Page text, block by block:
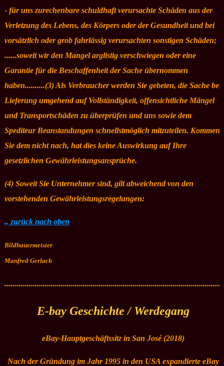
- für uns zurechenbare schuldhaft verursachte Schäden aus der
Verletzung des Lebens, des Körpers oder der Gesundheit und bei
vorsätzlich oder grob fahrlässig verursachten sonstigen Schäden;
......soweit wir den Mangel arglistig verschwiegen oder eine
Garantie für die Beschaffenheit der Sache übernommen
haben..........(3) Als Verbraucher werden Sie gebeten, die Sache bei
Lieferung umgehend auf Vollständigkeit, offensichtliche Mängel
und Transportschäden zu überprüfen und uns sowie dem
Spediteur Beanstandungen schnellstmöglich mitzuteilen. Kommen
Sie dem nicht nach, hat dies keine Auswirkung auf Ihre
gesetzlichen Gewährleistungsansprüche.
(4) Soweit Sie Unternehmer sind, gilt abweichend von den
vorstehenden Gewährleistungsregelungen:
,, zurück nach oben
Bildhauermeister
Manfred Gerlach
E-bay Geschichte / Werdegang
eBay-Hauptgeschäftssitz in San José (2018)
Nach der Gründung im Jahr 1995 in den USA expandierte eBay